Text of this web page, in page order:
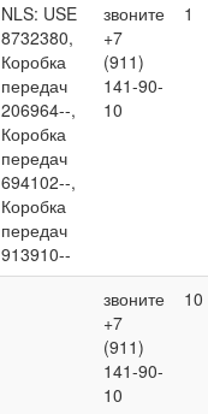
NLS: USE
8732380,
Коробка
передач
206964--,
Коробка
передач
694102--,
Коробка
передач
913910--
звоните
+7
(911)
141-90-
10
1
звоните
+7
(911)
141-90-
10
10